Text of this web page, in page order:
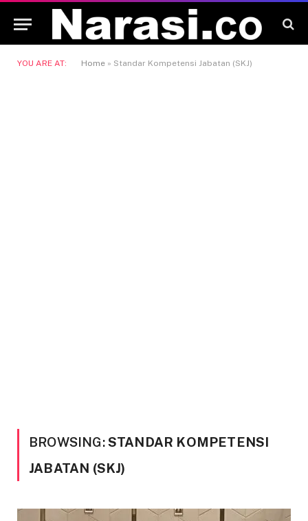
YOU ARE AT: Home » Standar Kompetensi Jabatan (SKJ)
BROWSING:STANDAR KOMPETENSI
JABATAN (SKJ)